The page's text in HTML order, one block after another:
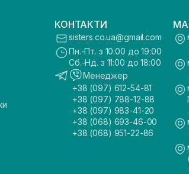
КОНТАКТИ
sisters.co.ua@gmail.com
Пн.-Пт. з 10:00 до 19:00
Сб.-Нд. з 11:00 до 18:00
Менеджер
+38 (097) 612-54-81
+38 (097) 788-12-88
+38 (097) 983-41-20
+38 (068) 693-46-00
+38 (068) 951-22-86